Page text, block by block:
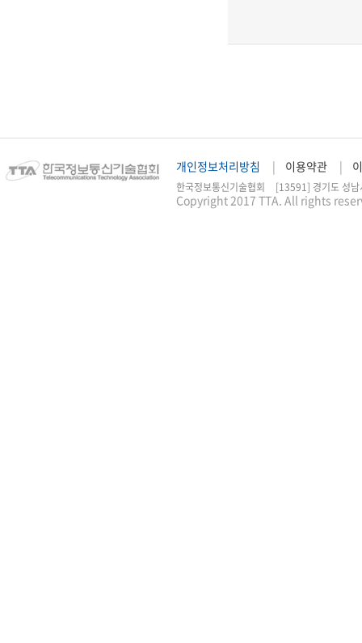
개인정보처리방침 이용약관
한국정보통신기술협회 [13591] 경기도 성
Copyright 2017 TTA. All rights